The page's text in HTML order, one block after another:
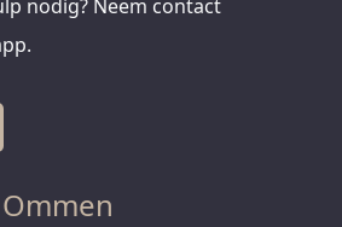
nodig? Neem contact